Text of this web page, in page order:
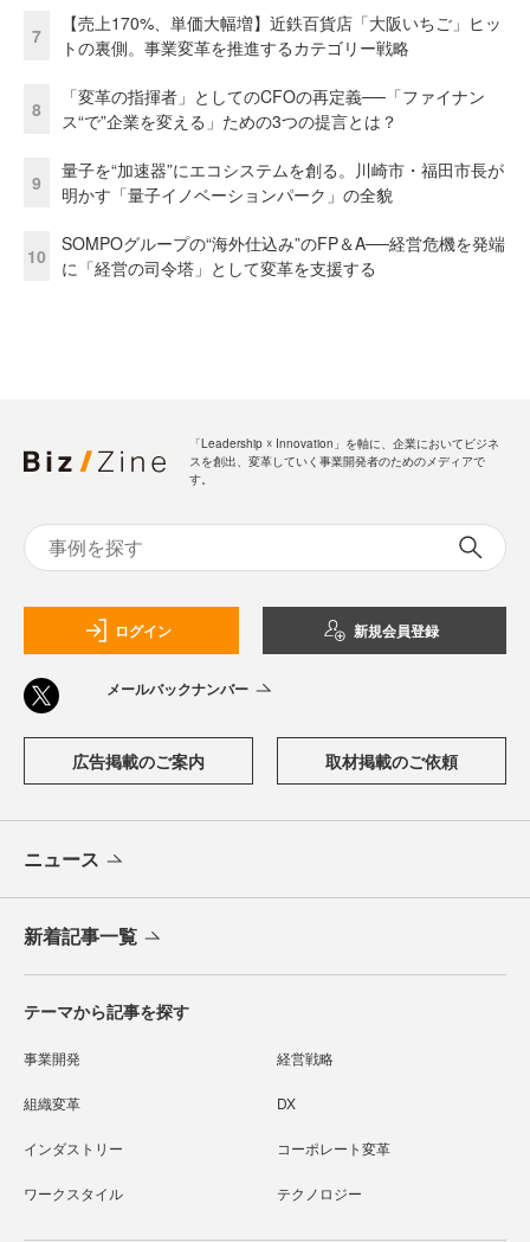
7
【売上170%、単価大幅増】近鉄百貨店「大阪いちご」ヒッ
トの裏側。事業変革を推進するカテゴリー戦略
8
「変革の指揮者」としてのCFOの再定義──「ファイナン
ス“で”企業を変える」ための3つの提言とは？
9
量子を“加速器”にエコシステムを創る。川崎市・福田市長が
明かす「量子イノベーションパーク」の全貌
10
SOMPOグループの“海外仕込み”のFP＆A──経営危機を発端
に「経営の司令塔」として変革を支援する
「Leadership ☓ Innovation」を軸に、企業においてビジネ
スを創出、変革していく事業開発者のためのメディアで
す。
ログイン 新規会員登録
メールバックナンバー
広告掲載のご案内 取材掲載のご依頼
ニュース
新着記事一覧
テーマから記事を探す
事業開発 経営戦略
組織変革 DX
インダストリー コーポレート変革
ワークスタイル テクノロジー